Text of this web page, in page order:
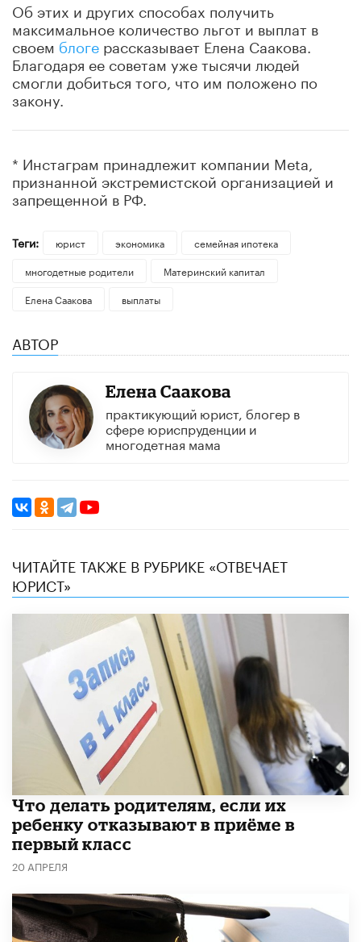
Об этих и других способах получить
максимальное количество льгот и выплат в
своем блоге рассказывает Елена Саакова.
Благодаря ее советам уже тысячи людей
смогли добиться того, что им положено по
закону.
* Инстаграм принадлежит компании Meta,
признанной экстремистской организацией и
запрещенной в РФ.
Теги: юрист экономика
семейная ипотека
многодетные родители
Материнский капитал
Елена Саакова
выплаты
АВТОР
Елена Саакова
практикующий юрист, блогер в
сфере юриспруденции и
многодетная мама
ЧИТАЙТЕ ТАКЖЕ В РУБРИКЕ «ОТВЕЧАЕТ
ЮРИСТ»
Что делать родителям, если их
ребенку отказывают в приёме в
первый класс
20 АПРЕЛЯ